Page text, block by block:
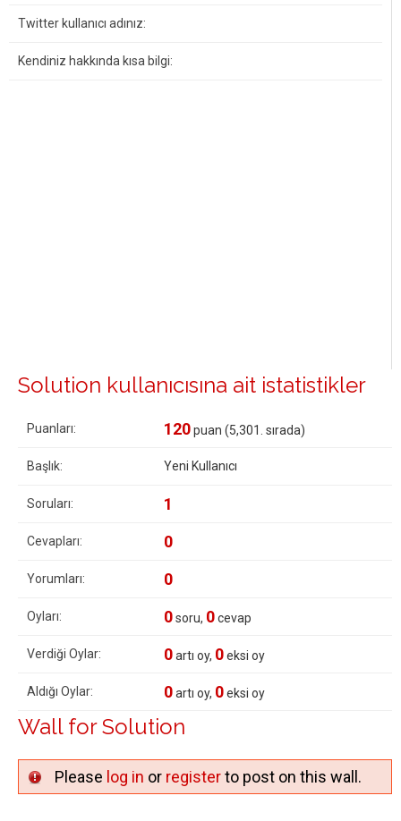
Twitter kullanıcı adınız:
Kendiniz hakkında kısa bilgi:
Solution kullanıcısına ait istatistikler
Puanları: 120puan (5,301 . sırada)
Başlık: Yeni Kullanıcı
Soruları: 1
Cevapları: 0
Yorumları: 0
Oyları: 0soru, 0cevap
Verdiği Oylar: 0artı oy, 0eksi oy
Aldığı Oylar: 0artı oy, 0eksi oy
Wall for Solution
Please log in or registerto post on this wall.